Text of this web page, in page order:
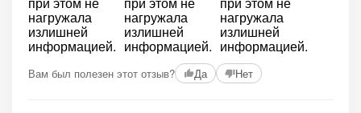
Вам был полезен этот отзыв? Да Нет